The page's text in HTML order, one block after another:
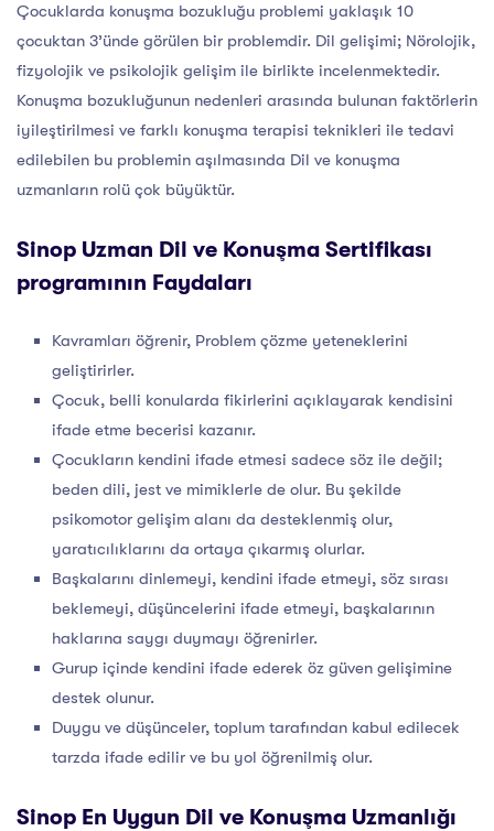
Çocuklarda konuşma bozukluğu problemi yaklaşık 10
çocuktan 3’ünde görülen bir problemdir. Dil gelişimi; Nörolojik,
fizyolojik ve psikolojik gelişim ile birlikte incelenmektedir.
Konuşma bozukluğunun nedenleri arasında bulunan faktörlerin
iyileştirilmesi ve farklı konuşma terapisi teknikleri ile tedavi
edilebilen bu problemin aşılmasında Dil ve konuşma
uzmanların rolü çok büyüktür.
Sinop Uzman Dil ve Konuşma Sertifikası
programının Faydaları
Kavramları öğrenir, Problem çözme yeteneklerini
geliştirirler.
Çocuk, belli konularda fikirlerini açıklayarak kendisini
ifade etme becerisi kazanır.
Çocukların kendini ifade etmesi sadece söz ile değil;
beden dili, jest ve mimiklerle de olur. Bu şekilde
psikomotor gelişim alanı da desteklenmiş olur,
yaratıcılıklarını da ortaya çıkarmış olurlar.
Başkalarını dinlemeyi, kendini ifade etmeyi, söz sırası
beklemeyi, düşüncelerini ifade etmeyi, başkalarının
haklarına saygı duymayı öğrenirler.
Gurup içinde kendini ifade ederek öz güven gelişimine
destek olunur.
Duygu ve düşünceler, toplum tarafından kabul edilecek
tarzda ifade edilir ve bu yol öğrenilmiş olur.
Sinop En Uygun Dil ve Konuşma Uzmanlığı